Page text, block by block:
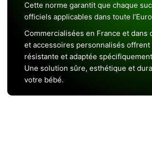
Cette norme garantit que chaque
officiels applicables dans toute
Commercialisées en France et
et accessoires personnalisés
résistante et adaptée
Une solution sûre, esthétique et
votre bébé.